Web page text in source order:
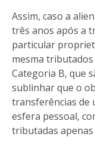
Assim, caso a
três anos após a
particular
mesma
Categoria B, que
sublinhar que o
transferências de
esfera pessoal,
tributadas apenas